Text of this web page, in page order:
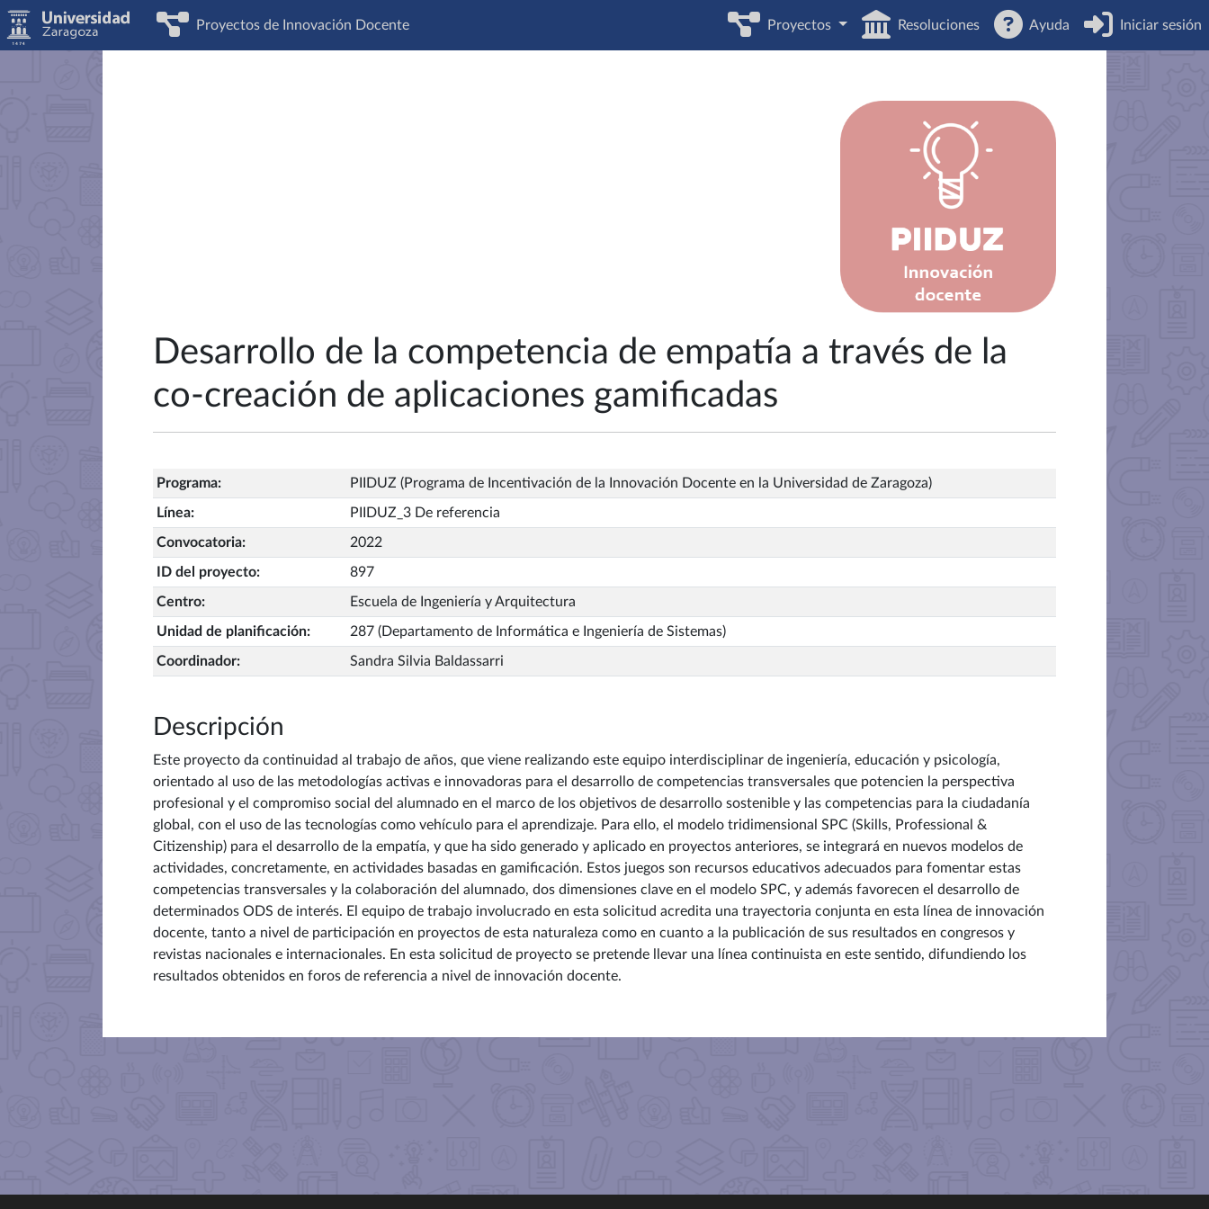
Proyectos de Innovación Docente Proyectos Resoluciones Ayuda Iniciar sesión
Desarrollo de la competencia de empatía a través de la
co-creación de aplicaciones gamificadas
Programa: PIIDUZ (Programa de Incentivación de la Innovación Docente en la Universidad de Zaragoza)
Línea: PIIDUZ_3 De referencia
Convocatoria: 2022
ID del proyecto: 897
Centro: Escuela de Ingeniería y Arquitectura
Unidad de planificación: 287 (Departamento de Informática e Ingeniería de Sistemas)
Coordinador: Sandra Silvia Baldassarri
Descripción
Este proyecto da continuidad al trabajo de años, que viene realizando este equipo interdisciplinar de ingeniería, educación y psicología,
orientado al uso de las metodologías activas e innovadoras para el desarrollo de competencias transversales que potencien la perspectiva
profesional y el compromiso social del alumnado en el marco de los objetivos de desarrollo sostenible y las competencias para la ciudadanía
global, con el uso de las tecnologías como vehículo para el aprendizaje. Para ello, el modelo tridimensional SPC (Skills, Professional &
Citizenship) para el desarrollo de la empatía, y que ha sido generado y aplicado en proyectos anteriores, se integrará en nuevos modelos de
actividades, concretamente, en actividades basadas en gamificación. Estos juegos son recursos educativos adecuados para fomentar estas
competencias transversales y la colaboración del alumnado, dos dimensiones clave en el modelo SPC, y además favorecen el desarrollo de
determinados ODS de interés. El equipo de trabajo involucrado en esta solicitud acredita una trayectoria conjunta en esta línea de innovación
docente, tanto a nivel de participación en proyectos de esta naturaleza como en cuanto a la publicación de sus resultados en congresos y
revistas nacionales e internacionales. En esta solicitud de proyecto se pretende llevar una línea continuista en este sentido, difundiendo los
resultados obtenidos en foros de referencia a nivel de innovación docente.